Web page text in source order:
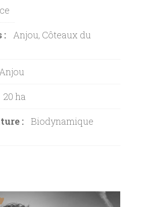
:
Anjou, Côteaux du
20 ha
:
Biodynamique